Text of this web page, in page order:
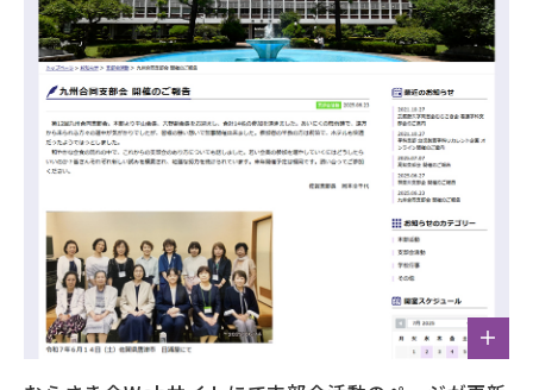
募財（寄付）
採用情報
各種手続き・ご案内
卒業後の学び
武蔵野TV お問い合わせ